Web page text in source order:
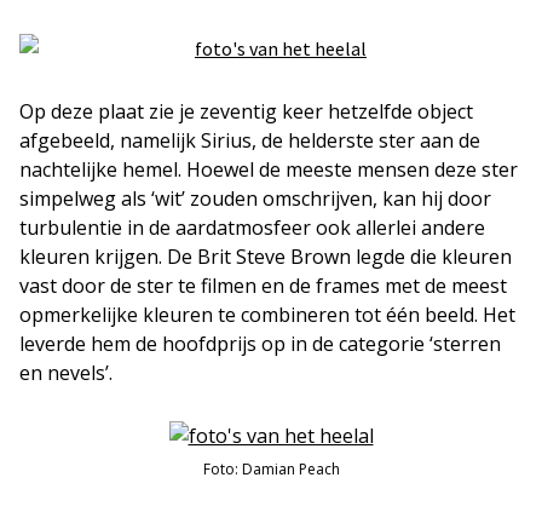
Op deze plaat zie je zeventig keer hetzelfde object
afgebeeld, namelijk Sirius, de helderste ster aan de
nachtelijke hemel. Hoewel de meeste mensen deze ster
simpelweg als ‘wit’ zouden omschrijven, kan hij door
turbulentie in de aardatmosfeer ook allerlei andere
kleuren krijgen. De Brit Steve Brown legde die kleuren
vast door de ster te filmen en de frames met de meest
opmerkelijke kleuren te combineren tot één beeld. Het
leverde hem de hoofdprijs op in de categorie ‘sterren
en nevels’.
Foto: Damian Peach